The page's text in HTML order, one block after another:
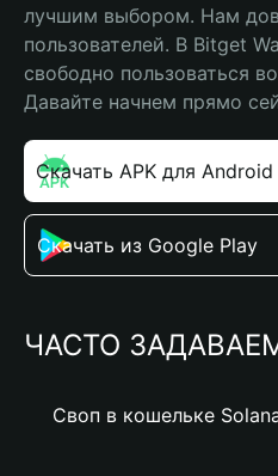
лучшим выбором. Нам
пользователей. В Bitget
свободно пользоваться
Давайте начнем прямо
Скачать APK для Android
Скачать из Google Play
ЧАСТО
Своп в кошельке